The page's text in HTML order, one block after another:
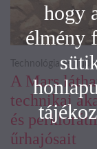
A Mars
technikai
és
űrhajósait
Technológia és
hogy
élmény